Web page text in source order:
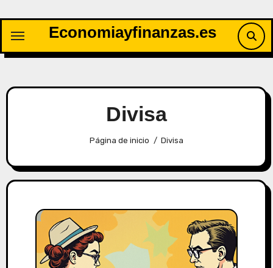
contenido
Economiayfinanzas.es
Divisa
Página de inicio Divisa